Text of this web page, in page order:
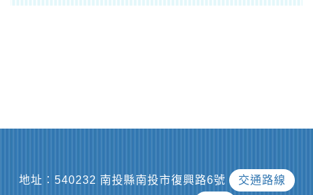
地址︰540232 南投縣南投市復興路6號
交通路線